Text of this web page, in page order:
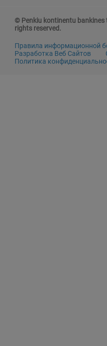
© Penkiu kontinentu bankines
rights reserved.
Правила информационной
Разработка Веб Сайтов
Политика